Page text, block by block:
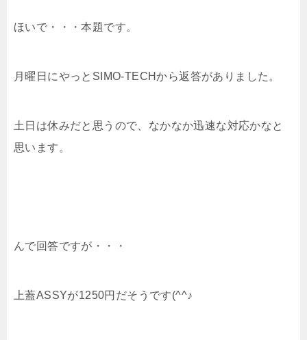
ほいで・・・本題です。
月曜日にやっとSIMO-TECHから返答がありました。
土日は休みだと思うので、なかなか迅速な対応かなと
思います。
んで回答ですが・・・
上蓋ASSYが1250円だそうです(^^♪